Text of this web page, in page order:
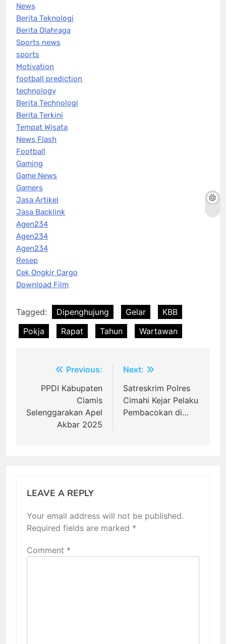
News
Berita Teknologi
Berita Olahraga
Sports news
sports
Motivation
football prediction
technology
Berita Technologi
Berita Terkini
Tempat Wisata
News Flash
Football
Gaming
Game News
Gamers
Jasa Artikel
Jasa Backlink
Agen234
Agen234
Agen234
Resep
Cek Ongkir Cargo
Download Film
Tagged: Dipenghujung Gelar
KBB
Pokja
Rapat Tahun Wartawan
navigation
Previous:
PPDI Kabupaten
Ciamis
Selenggarakan Apel
Akbar 2025
Next:
Satreskrim Polres
Cimahi Kejar Pelaku
Pembacokan di…
LEAVE A REPLY
Your email address will not be published.
Required fields are marked *
Comment *